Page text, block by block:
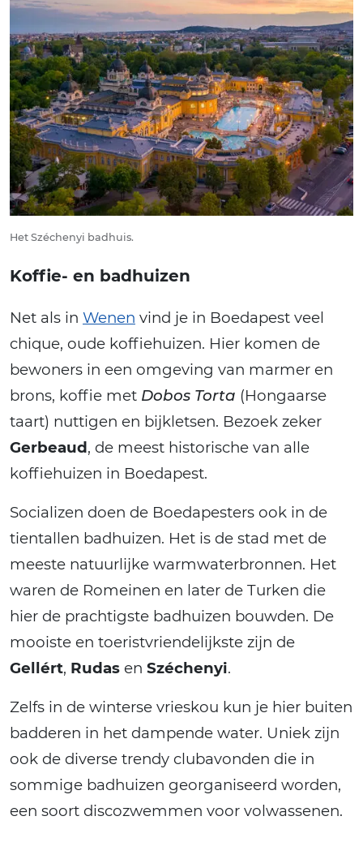
Het Széchenyi badhuis.
Koffie- en badhuizen
Net als in Wenen vind je in Boedapest veel
chique, oude koffiehuizen. Hier komen de
bewoners in een omgeving van marmer en
brons, koffie met Dobos Torta (Hongaarse
taart) nuttigen en bijkletsen. Bezoek zeker
Gerbeaud, de meest historische van alle
koffiehuizen in Boedapest.
Socializen doen de Boedapesters ook in de
tientallen badhuizen. Het is de stad met de
meeste natuurlijke warmwaterbronnen. Het
waren de Romeinen en later de Turken die
hier de prachtigste badhuizen bouwden. De
mooiste en toeristvriendelijkste zijn de
Gellért, Rudas en Széchenyi.
Zelfs in de winterse vrieskou kun je hier buiten
badderen in het dampende water. Uniek zijn
ook de diverse trendy clubavonden die in
sommige badhuizen georganiseerd worden,
een soort discozwemmen voor volwassenen.